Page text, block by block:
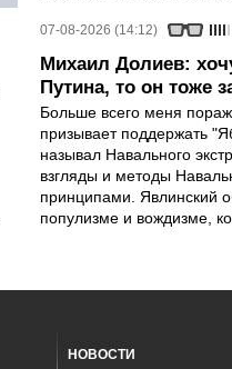
07-08-2026 (14:12)
Михаил Долиев:
Путина, то он тоже
Больше всего меня
призывает поддержать
называл Навального
взгляды и методы
принципами. Явлинский
популизме и вождизме,
НОВОСТИ